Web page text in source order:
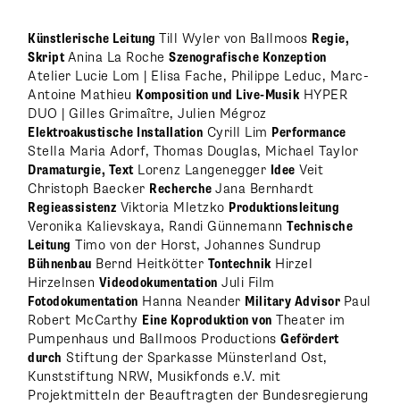
Künstlerische LeitungTill Wyler von Ballmoos Regie,
Skript Anina La RocheSzenografische Konzeption
Atelier Lucie Lom | Elisa Fache, Philippe Leduc, Marc-
Antoine Mathieu Komposition und Live-MusikHYPER
DUO | Gilles Grimaître, Julien Mégroz
Elektroakustische Installation Cyrill Lim Performance
Stella Maria Adorf, Thomas Douglas, Michael Taylor
Dramaturgie, Text Lorenz Langenegger Idee Veit
Christoph Baecker RechercheJana Bernhardt
Regieassistenz Viktoria Mletzko Produktionsleitung
Veronika Kalievskaya, Randi GünnemannTechnische
Leitung Timo von der Horst, Johannes Sundrup
Bühnenbau Bernd Heitkötter TontechnikHirzel
Hirzelnsen Videodokumentation Juli Film
Fotodokumentation Hanna Neander Military Advisor Paul
Robert McCarthy Eine Koproduktion von Theater im
Pumpenhaus und Ballmoos ProductionsGefördert
durch Stiftung der Sparkasse Münsterland Ost,
Kunststiftung NRW, Musikfonds e.V. mit
Projektmitteln der Beauftragten der Bundesregierung